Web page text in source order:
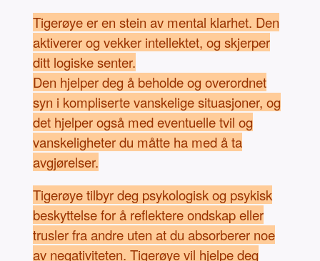
Tigerøye er en stein av mental klarhet. Den
aktiverer og vekker intellektet, og skjerper
ditt logiske senter.
Den hjelper deg å beholde og overordnet
syn i kompliserte vanskelige situasjoner, og
det hjelper også med eventuelle tvil og
vanskeligheter du måtte ha med å ta
avgjørelser.
Tigerøye tilbyr deg psykologisk og psykisk
beskyttelse for å reflektere ondskap eller
trusler fra andre uten at du absorberer noe
av negativiteten. Tigerøye vil hjelpe deg